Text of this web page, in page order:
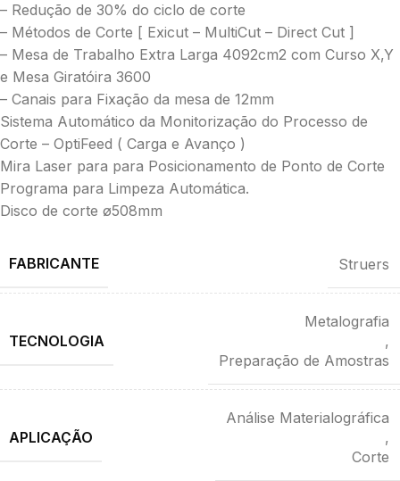
– Redução de 30% do ciclo de corte
– Métodos de Corte [ Exicut – MultiCut – Direct Cut ]
– Mesa de Trabalho Extra Larga 4092cm2 com Curso X,Y
e Mesa Giratóira 3600
– Canais para Fixação da mesa de 12mm
Sistema Automático da Monitorização do Processo de
Corte – OptiFeed ( Carga e Avanço )
Mira Laser para para Posicionamento de Ponto de Corte
Programa para Limpeza Automática.
Disco de corte ø508mm
FABRICANTE Struers
TECNOLOGIA
Metalografia
,
Preparação de Amostras
APLICAÇÃO
Análise Materialográfica
,
Corte